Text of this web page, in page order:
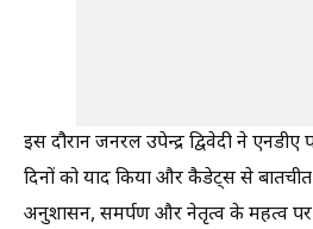
इस दौरान जनरल उपेन्द्र द्विवेदी ने
दिनों को याद किया और कैडेट्स से
अनुशासन, समर्पण और नेतृत्व के महत्व पर